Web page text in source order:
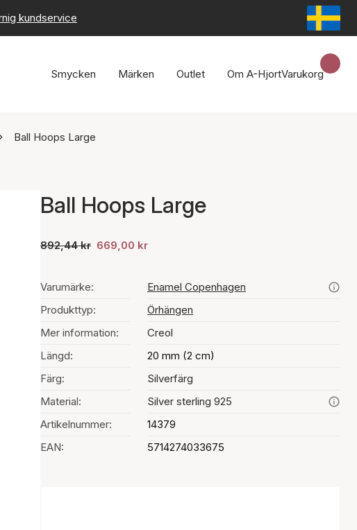
kundservice
Smycken Märken Outlet Om A-HjortVarukorg
Ball Hoops Large
Ball Hoops Large
892,44 kr 669,00 kr
Varumärke:
Enamel Copenhagen
Produkttyp:
Örhängen
Mer information:
Creol
Längd:
20 mm (2 cm)
Färg:
Silverfärg
Material:
Silver sterling 925
Artikelnummer:
14379
EAN:
5714274033675